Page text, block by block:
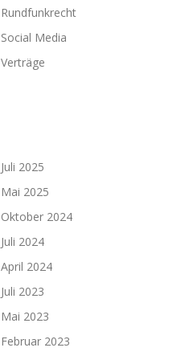
Rundfunkrecht
Social Media
Verträge
Juli 2025
Mai 2025
Oktober 2024
Juli 2024
April 2024
Juli 2023
Mai 2023
Februar 2023